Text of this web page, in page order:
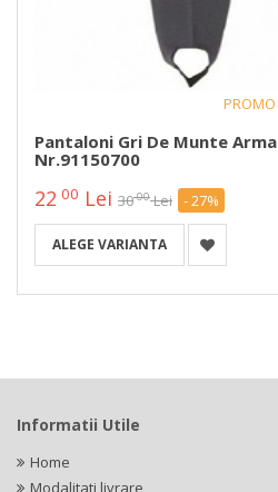
PROMO
Pantaloni Gri De Munte
Nr.91150700
22 00 Lei 3000 Lei - 27%
ALEGE VARIANTA
Informatii Utile
Home
Modalitati livrare